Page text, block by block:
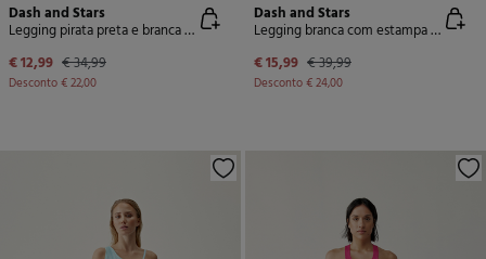
Dash and Stars
Legging pirata preta e branca 4D STRETCH
€ 12,99 € 34,99
Desconto€ 22,00
Dash and Stars
Legging branca com estampa animal 4D STRETCH
€ 15,99 € 39,99
Desconto€ 24,00